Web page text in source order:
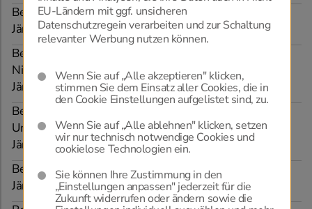
Beratungstag in der Bestattung Teufel, Großenzersdorf
Jänner bis Dezember
Beratungstag bei Steinmetz Werl, Wien und
Niederösterreich
Jänner bis Dezember
Beratungstag in der Bestattung Biack, Tulln und
Umgebung
Jänner bis Dezember
Beratungstag in der Bestattung Kallaus, Laa a. d. Thaya
Jänner bis Dezember
EU-Ländern mit ggf. unsicheren
Datenschutzregein verarbeiten und zur Schaltung
relevanter Werbung nutzen können.
Wenn Sie auf „Alle akzeptieren" klicken,
stimmen Sie dem Einsatz aller Cookies, die in
den Cookie Einstellungen aufgelistet sind, zu.
Wenn Sie auf „Alle ablehnen" klicken, setzen
wir nur technisch notwendige Cookies und
cookielose Technologien ein.
Sie können Ihre Zustimmung in den
„Einstellungen anpassen" jederzeit für die
Zukunft widerrufen oder ändern sowie die